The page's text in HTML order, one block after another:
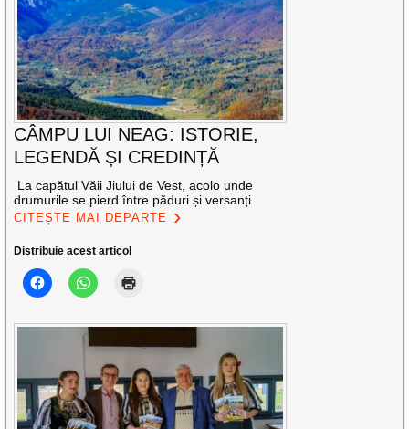
CÂMPU LUI NEAG: ISTORIE,
LEGENDĂ ȘI CREDINȚĂ
La capătul Văii Jiului de Vest, acolo unde
drumurile se pierd între păduri și versanți
CITEȘTE MAI DEPARTE
Distribuie acest articol